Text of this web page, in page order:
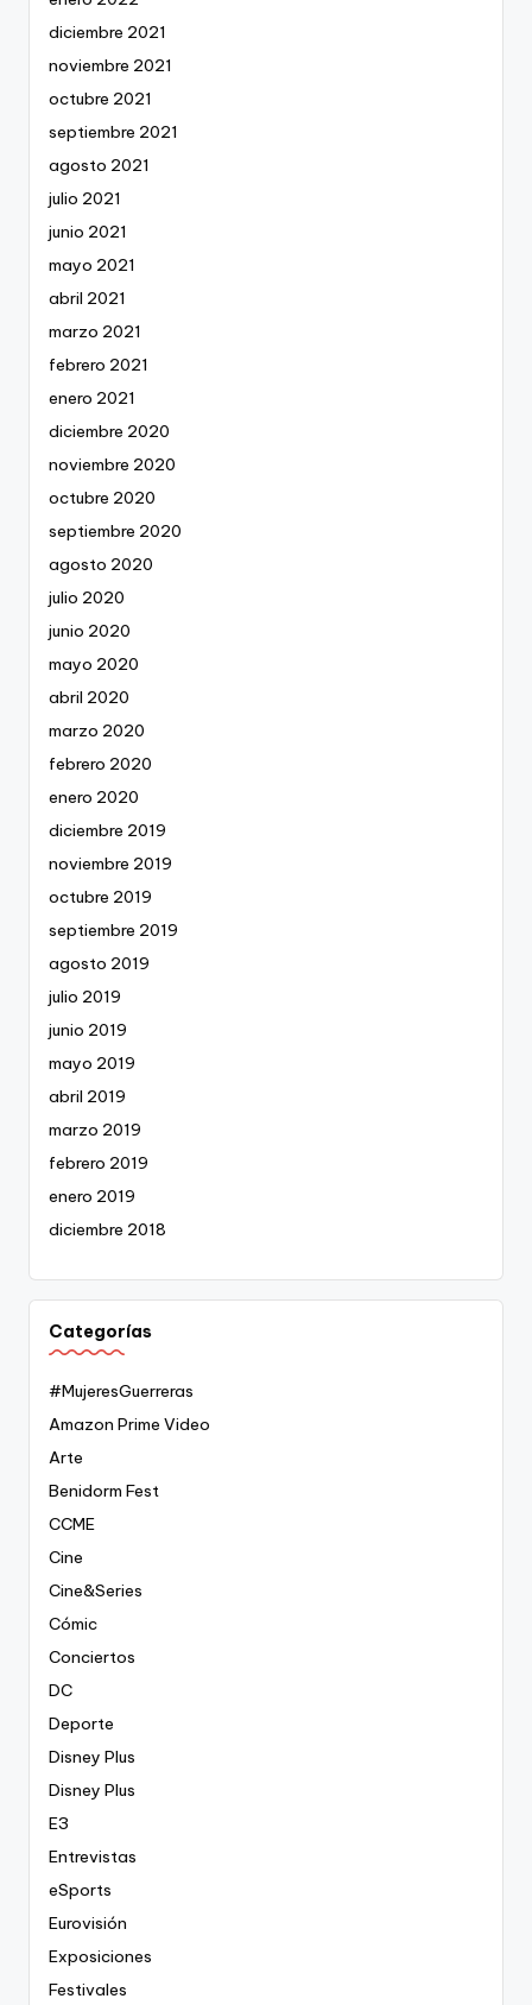
diciembre 2021
noviembre 2021
octubre 2021
septiembre 2021
agosto 2021
julio 2021
junio 2021
mayo 2021
abril 2021
marzo 2021
febrero 2021
enero 2021
diciembre 2020
noviembre 2020
octubre 2020
septiembre 2020
agosto 2020
julio 2020
junio 2020
mayo 2020
abril 2020
marzo 2020
febrero 2020
enero 2020
diciembre 2019
noviembre 2019
octubre 2019
septiembre 2019
agosto 2019
julio 2019
junio 2019
mayo 2019
abril 2019
marzo 2019
febrero 2019
enero 2019
diciembre 2018
Categorías
#MujeresGuerreras
Amazon Prime Video
Arte
Benidorm Fest
CCME
Cine
Cine&Series
Cómic
Conciertos
DC
Deporte
Disney Plus
Disney Plus
E3
Entrevistas
eSports
Eurovisión
Exposiciones
Festivales